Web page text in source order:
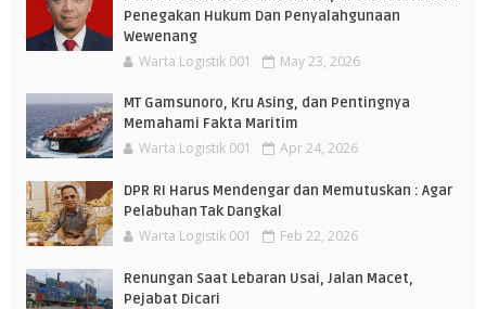
Penegakan Hukum Dan Penyalahgunaan
Wewenang
Warta Logistik 001 May 23, 2026
MT Gamsunoro, Kru Asing, dan Pentingnya
Memahami Fakta Maritim
Warta Logistik 001 Apr 24, 2026
DPR RI Harus Mendengar dan Memutuskan : Agar
Pelabuhan Tak Dangkal
Warta Logistik 001 Feb 22, 2026
Renungan Saat Lebaran Usai, Jalan Macet,
Pejabat Dicari